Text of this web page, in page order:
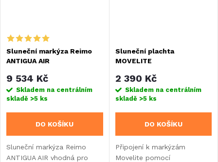
Sluneční markýza Reimo
ANTIGUA AIR
9 534 Kč
Skladem na centrálním
skladě >5 ks
DO KOŠÍKU
Sluneční markýza Reimo
ANTIGUA AIR vhodná pro
Sluneční plachta
MOVELITE
2 390 Kč
Skladem na centrálním
skladě >5 ks
DO KOŠÍKU
Připojení k markýzám
Movelite pomocí